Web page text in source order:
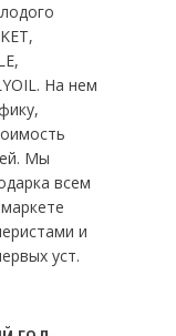
На нем
Мы
всем
и
уст.